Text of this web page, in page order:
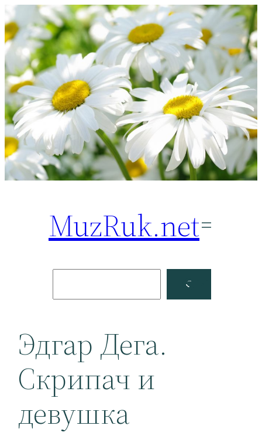
Перейти
к
содержимому
MuzRuk.net
Facebook
Эдгар Дега.
Скрипач и
девушка